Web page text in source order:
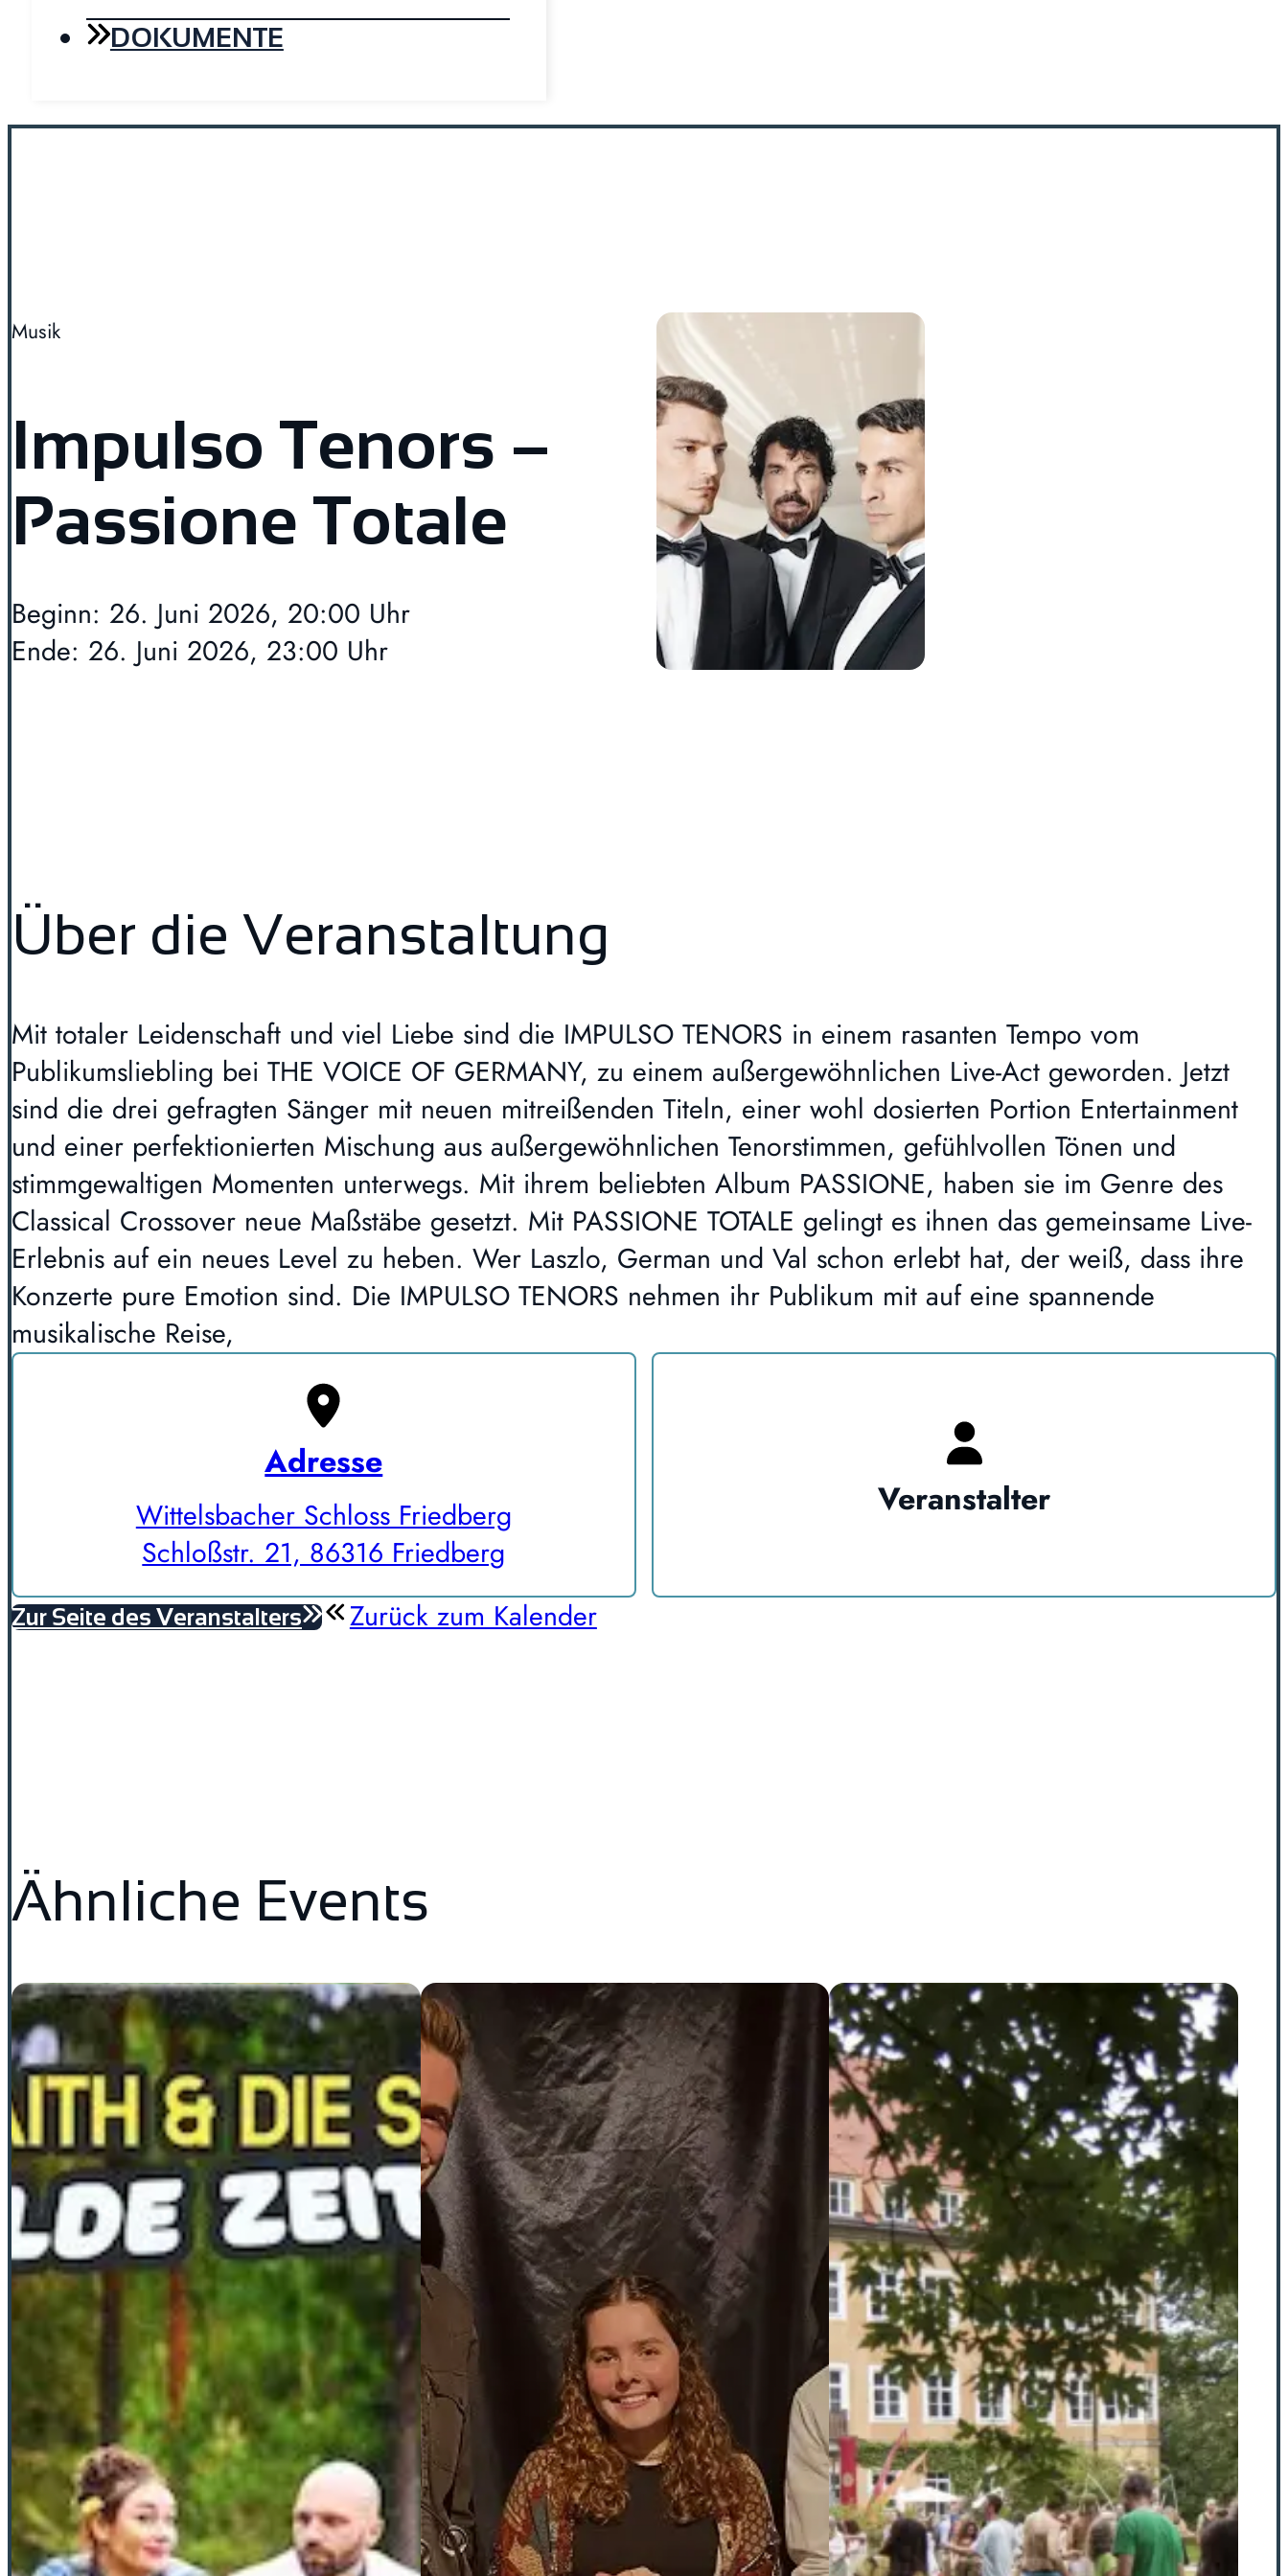
DOKUMENTE
Musik
Impulso Tenors –
Passione Totale
Beginn: 26. Juni 2026, 20:00 Uhr
Ende: 26. Juni 2026, 23:00 Uhr
Über die Veranstaltung
Mit totaler Leidenschaft und viel Liebe sind die IMPULSO TENORS in einem rasanten Tempo vom
Publikumsliebling bei THE VOICE OF GERMANY, zu einem außergewöhnlichen Live-Act geworden. Jetzt
sind die drei gefragten Sänger mit neuen mitreißenden Titeln, einer wohl dosierten Portion Entertainment
und einer perfektionierten Mischung aus außergewöhnlichen Tenorstimmen, gefühlvollen Tönen und
stimmgewaltigen Momenten unterwegs. Mit ihrem beliebten Album PASSIONE, haben sie im Genre des
Classical Crossover neue Maßstäbe gesetzt. Mit PASSIONE TOTALE gelingt es ihnen das gemeinsame Live-
Erlebnis auf ein neues Level zu heben. Wer Laszlo, German und Val schon erlebt hat, der weiß, dass ihre
Konzerte pure Emotion sind. Die IMPULSO TENORS nehmen ihr Publikum mit auf eine spannende
musikalische Reise,
Adresse
Wittelsbacher Schloss Friedberg
Schloßstr. 21, 86316 Friedberg
Veranstalter
Zur Seite des Veranstalters Zurück zum Kalender
Ähnliche Events